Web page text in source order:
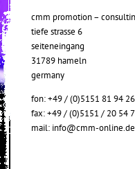
cmm promotion –
tiefe strasse 6
seiteneingang
31789 hameln
germany
fon: +49 / (0)5151 81 94 26
fax: +49 / (0)5151 / 20 54
mail: info@cmm-online.de